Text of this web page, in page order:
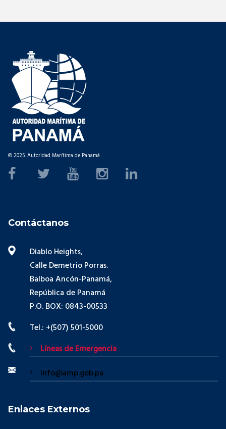
© 2025. Autoridad Marítima de Panamá
Contáctanos
Diablo Heights,
Calle Demetrio Porras.
Balboa Ancón-Panamá,
República de Panamá
P.O. BOX: 0843-00533
Tel.: +(507) 501-5000
Líneas de Emergencia
info@amp.gob.pa
Enlaces Externos